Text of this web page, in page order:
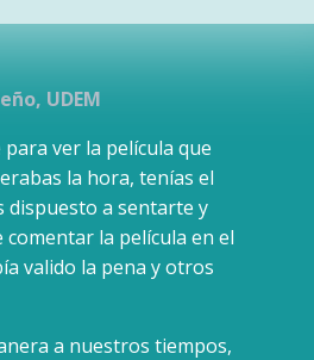
UDEM
ver la película que
la hora, tenías el
dispuesto a sentarte y
la película en el
valido la pena y otros
a nuestros tiempos,